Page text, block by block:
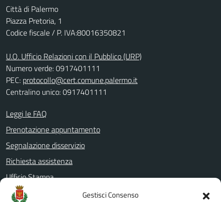
Gestisci Consenso
Città di Palermo
Piazza Pretoria, 1
Codice fiscale / P. IVA:80016350821
U.O. Ufficio Relazioni con il Pubblico (URP)
Numero verde: 0917401111
PEC: protocollo@cert.comune.palermo.it
Centralino unico: 0917401111
Leggi le FAQ
Prenotazione appuntamento
Segnalazione disservizio
Richiesta assistenza
Ufficio Stampa
Amministrazione Trasparente